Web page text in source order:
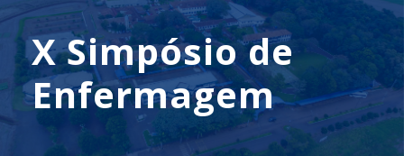
X Simpósio de
Enfermagem